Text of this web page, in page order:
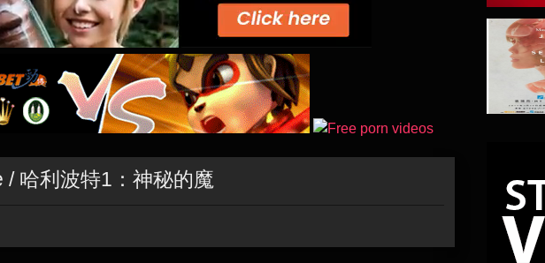
/ 哈利波特1：神秘的魔